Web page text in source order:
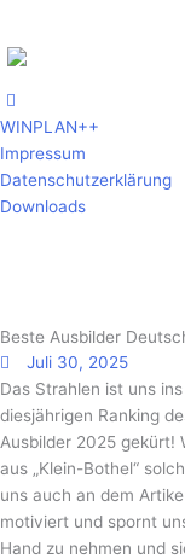
springen
WINPLAN++
Impressum
Datenschutzerklärung
Downloads
Beste Ausbilder
Juli 30, 2025
Das Strahlen ist uns
diesjährigen Ranking
Ausbilder 2025 gekürt!
aus „Klein-Bothel“
uns auch an dem
motiviert und spornt
Hand zu nehmen und